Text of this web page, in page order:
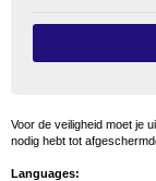
Voor de veiligheid moet je
nodig hebt tot
Languages: